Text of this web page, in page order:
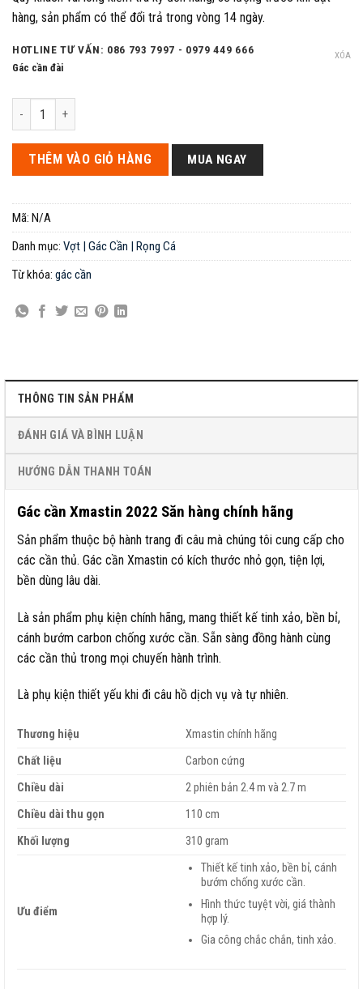
hàng, sản phẩm có thể đổi trả trong vòng 14 ngày.
HOTLINE TƯ VẤN: 086 793 7997 - 0979 449 666
Gác cần đài
XÓA
Gác cần Xmastin 2022 Săn hàng chính hãng số lượng
THÊM VÀO GIỎ HÀNG MUA NGAY
Mã: N/A
Danh mục: Vợt | Gác Cần | Rọng Cá
Từ khóa: gác cần
THÔNG TIN SẢN PHẨM
ĐÁNH GIÁ VÀ BÌNH LUẬN
HƯỚNG DẪN THANH TOÁN
Gác cần Xmastin 2022 Săn hàng chính hãng
Sản phẩm thuộc bộ hành trang đi câu mà chúng tôi cung cấp cho
các cần thủ. Gác cần Xmastin có kích thước nhỏ gọn, tiện lợi,
bền dùng lâu dài.
Là sản phẩm phụ kiện chính hãng, mang thiết kế tinh xảo, bền bỉ,
cánh bướm carbon chống xước cần. Sẵn sàng đồng hành cùng
các cần thủ trong mọi chuyến hành trình.
Là phụ kiện thiết yếu khi đi câu hồ dịch vụ và tự nhiên.
Thương hiệu
Xmastin chính hãng
Chất liệu
Carbon cứng
Chiều dài
2 phiên bản 2.4 m và 2.7 m
Chiều dài thu gọn
110 cm
Khối lượng
310 gram
Ưu điểm
Thiết kế tinh xảo, bền bỉ, cánh
bướm chống xước cần.
Hình thức tuyệt vời, giá thành
hợp lý.
Gia công chắc chắn, tinh xảo.